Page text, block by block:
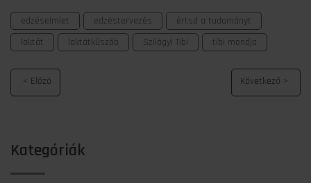
edzéselmlet edzéstervezés
értsd a tudományt
laktát
laktátküszöb Szilágyi Tibi tibi mondja
Kategóriák